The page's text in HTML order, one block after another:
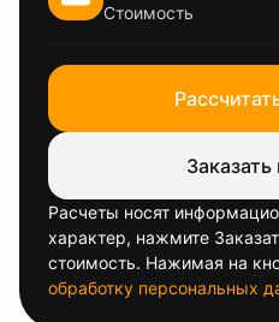
Стоимость
Заказать
Расчеты носят
характер, нажмите
стоимость. Нажимая на
обработку персональных